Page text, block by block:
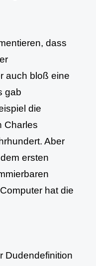
dass
auch bloß eine
gab
die
Charles
Aber
ersten
hat die
Dudendefinition